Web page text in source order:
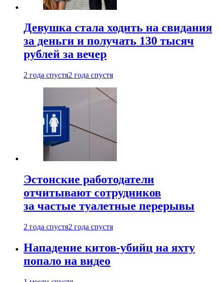
Девушка стала ходить на свидания
за деньги и получать 130 тысяч
рублей за вечер
2 года спустя2 года спустя
Эстонские работодатели
отчитывают сотрудников
за частые туалетные перерывы
2 года спустя2 года спустя
Нападение китов-убийц на яхту
попало на видео